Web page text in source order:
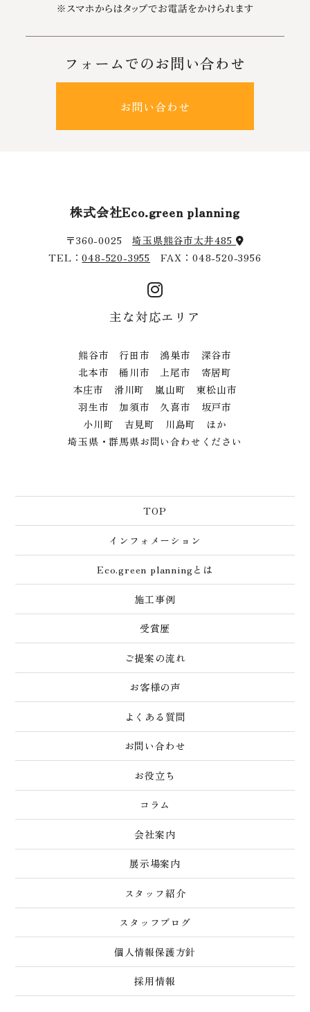
フォームでのお問い合わせ
お問い合わせ
株式会社Eco.green planning
〒360-0025埼玉県熊谷市太井485
TEL：048-520-3955 FAX：048-520-3956
主な対応エリア
熊谷市 行田市 鴻巣市 深谷市
北本市 桶川市 上尾市 寄居町
本庄市 滑川町 嵐山町 東松山市
羽生市 加須市 久喜市 坂戸市
小川町 吉見町 川島町 ほか
埼玉県・群馬県お問い合わせください
TOP
インフォメーション
Eco.green planningとは
施工事例
受賞歴
ご提案の流れ
お客様の声
よくある質問
お問い合わせ
お役立ち
コラム
会社案内
展示場案内
スタッフ紹介
スタッフブログ
個人情報保護方針
採用情報